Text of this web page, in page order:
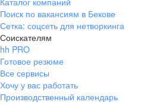
Поиск по вакансиям в Бекове
Сетка: соцсеть для нетворкинга
Соискателям
hh PRO
Готовое резюме
Все сервисы
Хочу у вас работать
Производственный календарь